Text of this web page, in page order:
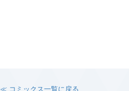
≪ コミックス一覧に戻る